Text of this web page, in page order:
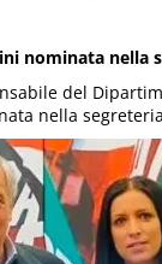
nominata nella
del
nella